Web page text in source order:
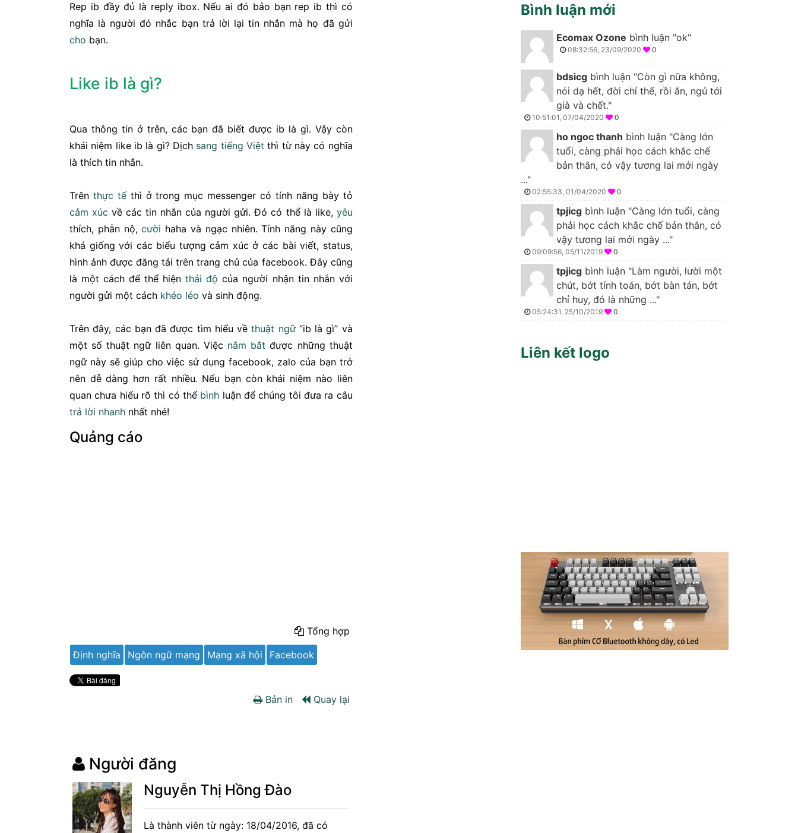
Rep ib đầy đủ là reply ibox. Nếu ai đó bảo bạn rep ib thì có
nghĩa là người đó nhắc bạn trả lời lại tin nhắn mà họ đã gửi
cho bạn.
Like ib là gì?
Qua thông tin ở trên, các bạn đã biết được ib là gì. Vậy còn
khái niệm like ib là gì? Dịch sang tiếng Việt thì từ này có nghĩa
là thích tin nhắn.
Trên thực tếthì ở trong mục messenger có tính năng bày tỏ
cảm xúc về các tin nhắn của người gửi. Đó có thể là like, yêu
thích, phẫn nộ,cười haha và ngạc nhiên. Tính năng này cũng
khá giống với các biểu tượng cảm xúc ở các bài viết, status,
hình ảnh được đăng tải trên trang chủ của facebook. Đây cũng
là một cách để thể hiệnthái độ của người nhận tin nhắn với
người gửi một cách khéo léo và sinh động.
Trên đây, các bạn đã được tìm hiểu vềthuật ngữ“ib là gì” và
một số thuật ngữ liên quan. Việc nắm bắt được những thuật
ngữ này sẽ giúp cho việc sử dụng facebook, zalo của bạn trở
nên dễ dàng hơn rất nhiều. Nếu bạn còn khái niệm nào liên
quan chưa hiểu rõ thì có thể bình luận để chúng tôi đưa ra câu
trả lời nhanh nhất nhé!
Quảng cáo
Tổng hợp
Định nghĩa
Ngôn ngữ mạng Mạng xã hội Facebook
Bản in Quay lại
Người đăng
Nguyễn Thị Hồng Đào
Là thành viên từ ngày: 18/04/2016, đã có
Bình luận mới
Ecomax Ozone bình luận "ok"
08:32:56, 23/09/2020 0
bdsicg bình luận "Còn gì nữa không,
nói dạ hết, đời chỉ thế, rồi ăn, ngủ tới
già và chết."
10:51:01, 07/04/2020 0
ho ngoc thanh bình luận "Càng lớn
tuổi, càng phải học cách khắc chế
bản thân, có vậy tương lai mới ngày
..."
02:55:33, 01/04/2020 0
tpjicg bình luận "Càng lớn tuổi, càng
phải học cách khắc chế bản thân, có
vậy tương lai mới ngày ..."
09:09:56, 05/11/2019 0
tpjicg bình luận "Làm người, lười một
chút, bớt tính toán, bớt bàn tán, bớt
chỉ huy, đó là những ..."
05:24:31, 25/10/2019 0
Liên kết logo